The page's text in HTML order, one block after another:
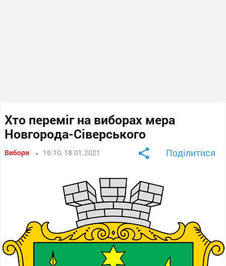
Хто переміг на виборах мера
Новгорода-Сіверського
Вибори 16:10, 18.01.2021 Поділитися